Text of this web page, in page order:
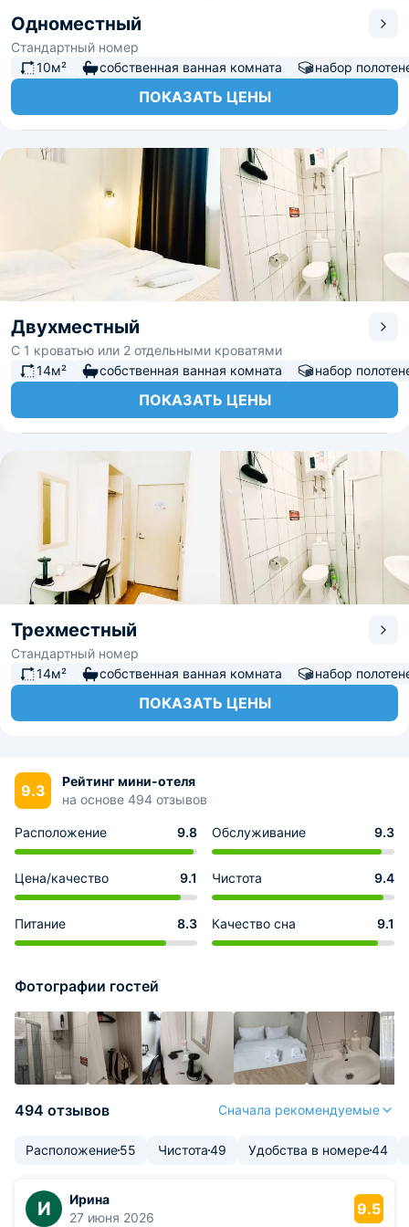
Одноместный
Стандартный номер
10м²
собственная ванная комната набор
ПОКАЗАТЬ ЦЕНЫ
Двухместный
С 1 кроватью или 2 отдельными кроватями
14м²
собственная ванная комната набор
ПОКАЗАТЬ ЦЕНЫ
Трехместный
Стандартный номер
14м²
собственная ванная комната набор
ПОКАЗАТЬ ЦЕНЫ
9.3
Рейтинг мини-отеля
на основе 494 отзывов
Расположение 9.8 Обслуживание 9.3
Цена/качество 9.1 Чистота 9.4
Питание 8.3 Качество сна 9.1
Фотографии гостей
494 отзывов Сначала рекомендуемые
Расположение55 Чистота49 Удобства в номере44
И
Ирина
27 июня 2026
9.5